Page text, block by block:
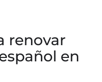
renovar
en